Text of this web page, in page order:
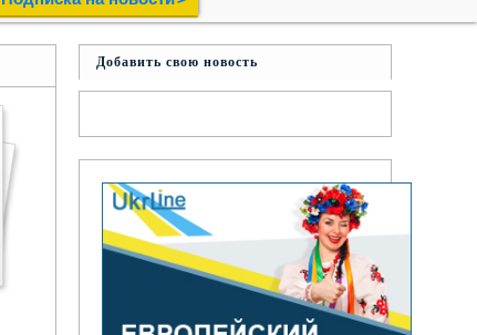
Добавить свою новость